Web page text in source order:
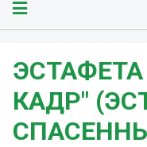
КАДР"